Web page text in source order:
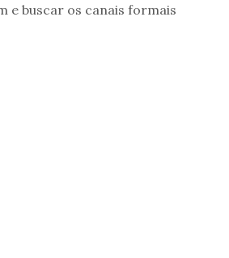
e buscar os canais formais